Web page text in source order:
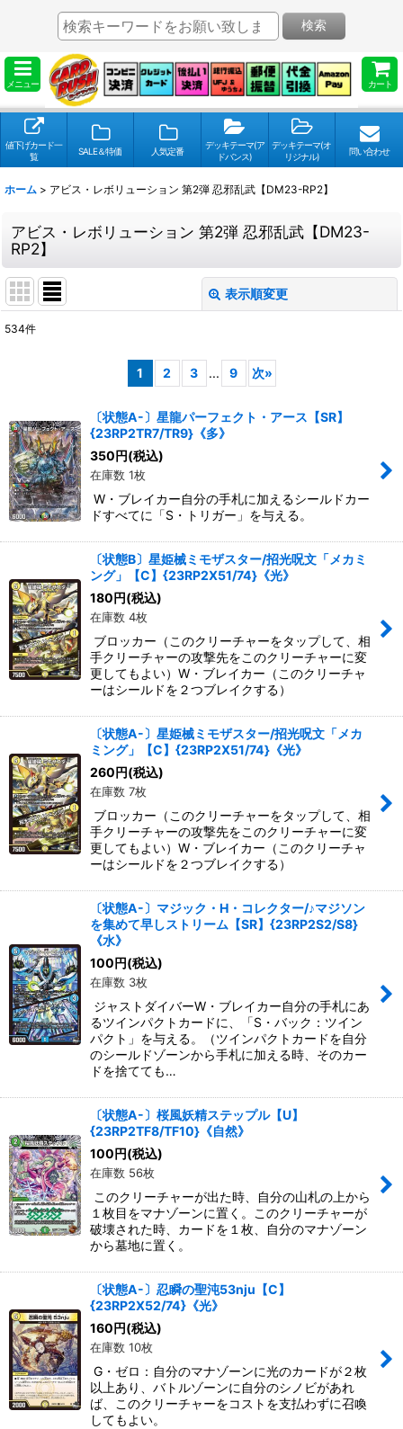
メニュー カート
検索
値下げカード一
覧
SALE＆特価 人気定番
デッキテーマ(ア
ドバンス)
デッキテーマ(オ
リジナル)
問い合わせ
ホーム > アビス・レボリューション 第2弾 忍邪乱武【DM23-RP2】
アビス・レボリューション 第2弾 忍邪乱武【DM23-
RP2】
表示順変更
絞り込む
534件
1 2 3 ... 9 次»
〔状態A-〕星龍パーフェクト・アース【SR】
{23RP2TR7/TR9}《多》
350 円(税込)
在庫数 1枚
W・ブレイカー自分の手札に加えるシールドカー
ドすべてに「S・トリガー」を与える。
〔状態B〕星姫械ミモザスター/招光呪文「メカミ
ング」【C】{23RP2X51/74}《光》
180 円(税込)
在庫数 4枚
ブロッカー（このクリーチャーをタップして、相
手クリーチャーの攻撃先をこのクリーチャーに変
更してもよい）W・ブレイカー（このクリーチャ
ーはシールドを２つブレイクする）
〔状態A-〕星姫械ミモザスター/招光呪文「メカ
ミング」【C】{23RP2X51/74}《光》
260 円(税込)
在庫数 7枚
ブロッカー（このクリーチャーをタップして、相
手クリーチャーの攻撃先をこのクリーチャーに変
更してもよい）W・ブレイカー（このクリーチャ
ーはシールドを２つブレイクする）
〔状態A-〕マジック・H・コレクター/♪マジソン
を集めて早しストリーム【SR】{23RP2S2/S8}
《水》
100 円(税込)
在庫数 3枚
ジャストダイバーW・ブレイカー自分の手札にあ
るツインパクトカードに、「S・バック：ツイン
パクト」を与える。（ツインパクトカードを自分
のシールドゾーンから手札に加える時、そのカー
ドを捨てても…
〔状態A-〕桜風妖精ステップル【U】
{23RP2TF8/TF10}《自然》
100 円(税込)
在庫数 56枚
このクリーチャーが出た時、自分の山札の上から
１枚目をマナゾーンに置く。このクリーチャーが
破壊された時、カードを１枚、自分のマナゾーン
から墓地に置く。
〔状態A-〕忍瞬の聖沌53nju【C】
{23RP2X52/74}《光》
160 円(税込)
在庫数 10枚
G・ゼロ：自分のマナゾーンに光のカードが２枚
以上あり、バトルゾーンに自分のシノビがあれ
ば、このクリーチャーをコストを支払わずに召喚
してもよい。